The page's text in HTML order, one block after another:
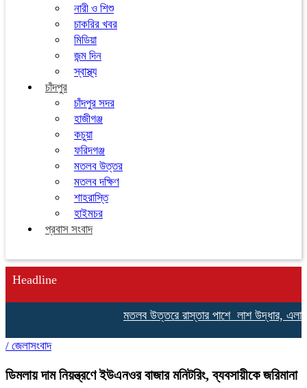
নারী ও শিশু
চাকরির খবর
মিডিয়া
জন্ম দিন
স্বাস্থ্য
চাঁদপুর
চাঁদপুর সদর
হাজীগঞ্জ
কচুয়া
ফরিদগঞ্জ
মতলব উত্তর
মতলব দক্ষিণ
শাহরাস্তি
হাইমচর
প্রবাস সংবাদ
Headline
মতলব উত্তরে রাস্তার পাশে লাশ উদ্ধার, এলাকায়
/ জেলাসংবাদ
ডিমলায় দাম নিয়ন্ত্রণে ইউএনওর বাজার মনিটরিং, ব্যবসায়ীকে জরিমানা